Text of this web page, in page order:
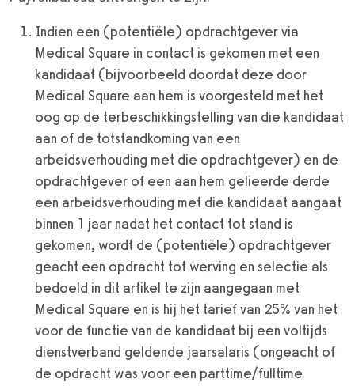
Indien een (potentiële) opdrachtgever via
Medical Square in contact is gekomen met een
kandidaat (bijvoorbeeld doordat deze door
Medical Square aan hem is voorgesteld met het
oog op de terbeschikkingstelling van die kandidaat
aan of de totstandkoming van een
arbeidsverhouding met die opdrachtgever) en de
opdrachtgever of een aan hem gelieerde derde
een arbeidsverhouding met die kandidaat aangaat
binnen 1 jaar nadat het contact tot stand is
gekomen, wordt de (potentiële) opdrachtgever
geacht een opdracht tot werving en selectie als
bedoeld in dit artikel te zijn aangegaan met
Medical Square en is hij het tarief van 25% van het
voor de functie van de kandidaat bij een voltijds
dienstverband geldende jaarsalaris (ongeacht of
de opdracht was voor een parttime/fulltime